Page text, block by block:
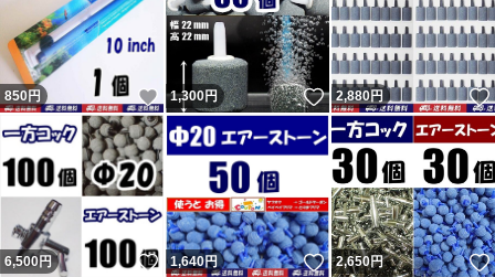
記載内容を理解出来ない人（対応待てない人）は購入しな
いよう明記していますので手の打ちようがない異常者・無
分別者による八つ当たりです。9人目10人目の不当評価者
も現れましたが同じです。ヤフオクの評価返答を参照くだ
さい。 良い評価の割合0％（取引時0。新規ではない0。）
の11人目も対応拒否なので不当評価です。30円のネット
の持ち手に小さい傷があったとの事。 12人目は勝手に不
要連絡してきて返信が無いとの事。不要連絡に返信する必
850円 いいね！
1,300円 いいね！
2,880円
6,500円 いいね！
1,640円 いいね！
2,650円